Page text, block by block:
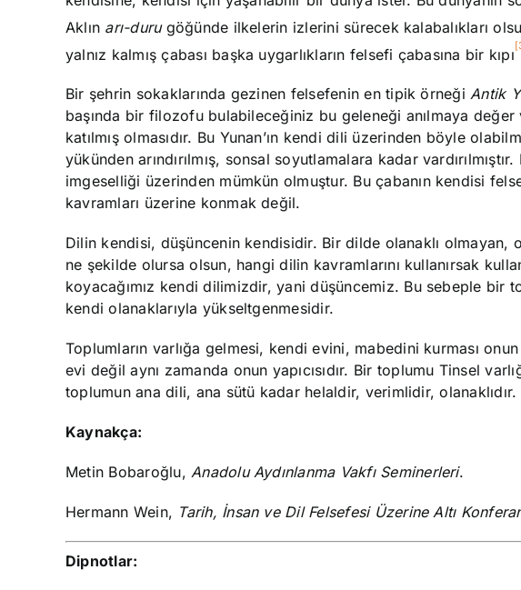
Aklın arı-durugöğünde ilkelerin izlerini sürecek kalabalıkları
yalnız kalmış çabası başka uygarlıkların felsefi çabasına bir kıpı
Bir şehrin sokaklarında gezinen felsefenin en tipik örneğiAntik
başında bir filozofu bulabileceğiniz bu geleneği anılmaya
katılmış olmasıdır. Bu Yunan’ın kendi dili üzerinden böyle
yükünden arındırılmış, sonsal soyutlamalara kadar
imgeselliği üzerinden mümkün olmuştur. Bu çabanın kendisi
kavramları üzerine konmak değil.
Dilin kendisi, düşüncenin kendisidir. Bir dilde olanaklı
ne şekilde olursa olsun, hangi dilin kavramlarını kullanırsak
koyacağımız kendi dilimizdir, yani düşüncemiz. Bu sebeple
kendi olanaklarıyla yükseltgenmesidir.
Toplumların varlığa gelmesi, kendi evini, mabedini kurması
evi değil aynı zamanda onun yapıcısıdır. Bir toplumu Tinsel
toplumun ana dili, ana sütü kadar helaldir, verimlidir, olanaklıdır.
Kaynakça:
Metin Bobaroğlu,Anadolu Aydınlanma Vakfı Seminerleri.
Hermann Wein, Tarih, İnsan ve Dil Felsefesi Üzerine Altı
Dipnotlar: